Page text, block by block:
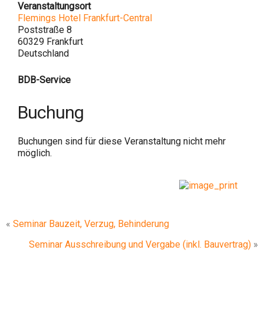
Veranstaltungsort
Flemings Hotel Frankfurt-Central
Poststraße 8
60329 Frankfurt
Deutschland
BDB-Service
Buchung
Buchungen sind für diese Veranstaltung nicht mehr
möglich.
« Seminar Bauzeit, Verzug, Behinderung
Seminar Ausschreibung und Vergabe (inkl. Bauvertrag) »